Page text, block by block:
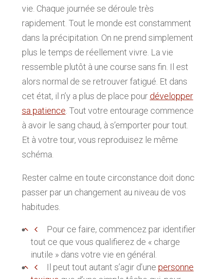
vie. Chaque journée se déroule très
rapidement. Tout le monde est constamment
dans la précipitation. On ne prend simplement
plus le temps de réellement vivre. La vie
ressemble plutôt à une course sans fin. Il est
alors normal de se retrouver fatigué. Et dans
cet état, il n’y a plus de place pour développer
sa patience. Tout votre entourage commence
à avoir le sang chaud, à s’emporter pour tout.
Et à votre tour, vous reproduisez le même
schéma.
Rester calme en toute circonstance doit donc
passer par un changement au niveau de vos
habitudes.
Pour ce faire, commencez par identifier
tout ce que vous qualifierez de « charge
inutile » dans votre vie en général.
Il peut tout autant s’agir d’une personne